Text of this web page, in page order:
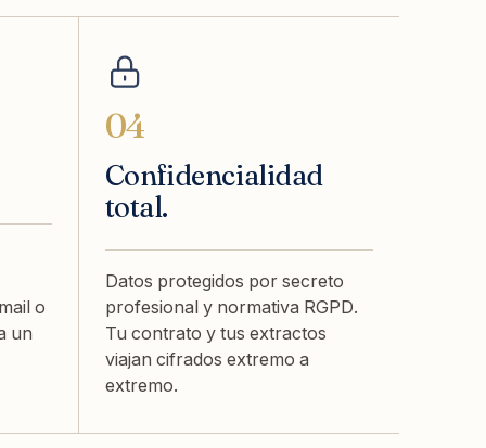
o
un
04
Confidencialidad
total.
Datos protegidos por secreto
profesional y normativa RGPD.
Tu contrato y tus extractos
viajan cifrados extremo a
extremo.